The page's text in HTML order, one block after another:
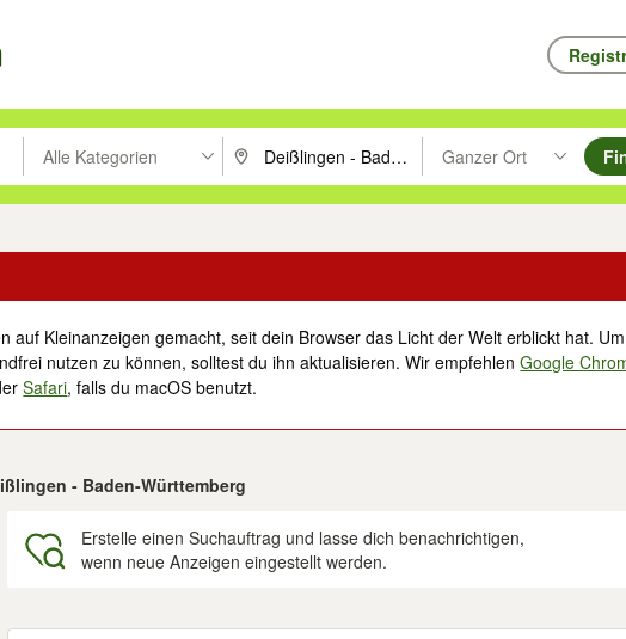
um zu suchen, oder Vorschläge mit den Pfeiltasten nach oben/unten
Alle Kategorien PLZ oder Ort eingeben. Eingabetaste drücken um
Ganzer Ort
Suche im Umkreis des
auf Kleinanzeigen gemacht, seit dein Browser das Licht der Welt erblickt hat.
nutzen zu können, solltest du ihn aktualisieren. Wir empfehlenGoogle
Safari, falls du macOS benutzt.
- Baden-Württemberg
Erstelle einen Suchauftrag und lasse dich benachrichtigen,
wenn neue Anzeigen eingestellt werden.